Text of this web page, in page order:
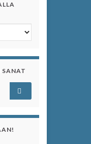
näet sen artikkelit